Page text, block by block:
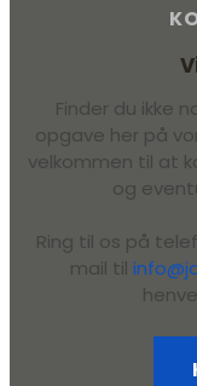
Finder du ikke
opgave her på
velkommen til at
og
Ring til os på
mail til